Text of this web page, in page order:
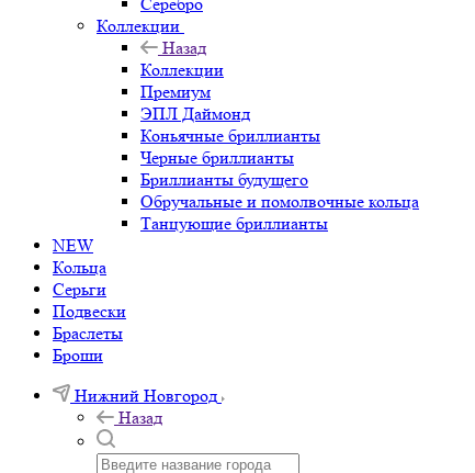
Коллекции
Назад
Коллекции
Премиум
ЭПЛ Даймонд
Коньячные бриллианты
Черные бриллианты
Бриллианты будущего
Обручальные и помолвочные кольца
Танцующие бриллианты
NEW
Кольца
Серьги
Подвески
Браслеты
Броши
Нижний Новгород
Назад